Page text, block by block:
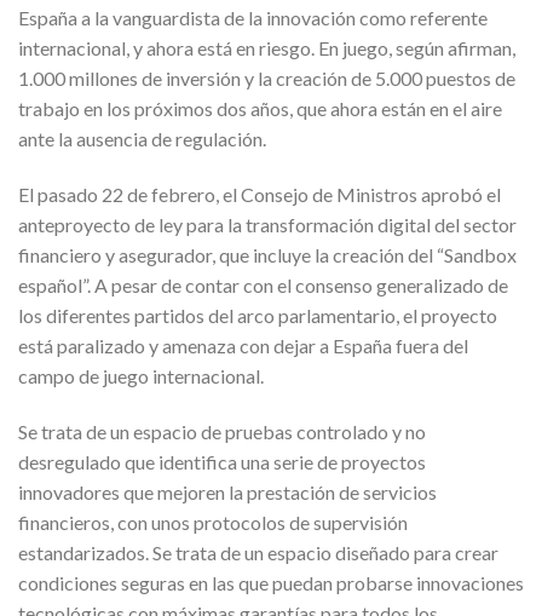
España a la vanguardista de la innovación como referente
internacional, y ahora está en riesgo. En juego, según afirman,
1.000 millones de inversión y la creación de 5.000 puestos de
trabajo en los próximos dos años, que ahora están en el aire
ante la ausencia de regulación.
El pasado 22 de febrero, el Consejo de Ministros aprobó el
anteproyecto de ley para la transformación digital del sector
financiero y asegurador, que incluye la creación del “Sandbox
español”. A pesar de contar con el consenso generalizado de
los diferentes partidos del arco parlamentario, el proyecto
está paralizado y amenaza con dejar a España fuera del
campo de juego internacional.
Se trata de un espacio de pruebas controlado y no
desregulado que identifica una serie de proyectos
innovadores que mejoren la prestación de servicios
financieros, con unos protocolos de supervisión
estandarizados. Se trata de un espacio diseñado para crear
condiciones seguras en las que puedan probarse innovaciones